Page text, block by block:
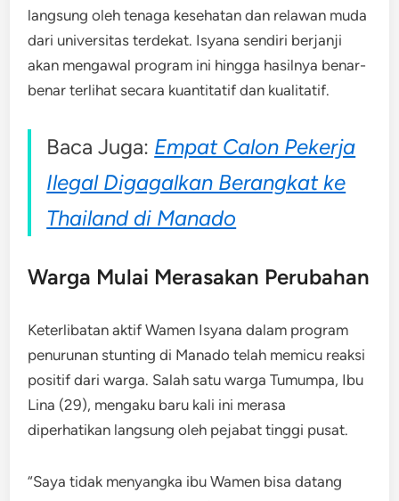
langsung oleh tenaga kesehatan dan relawan muda
dari universitas terdekat. Isyana sendiri berjanji
akan mengawal program ini hingga hasilnya benar-
benar terlihat secara kuantitatif dan kualitatif.
Baca Juga: Empat Calon Pekerja
Ilegal Digagalkan Berangkat ke
Thailand di Manado
Warga Mulai Merasakan Perubahan
Keterlibatan aktif Wamen Isyana dalam program
penurunan stunting di Manado telah memicu reaksi
positif dari warga. Salah satu warga Tumumpa, Ibu
Lina (29), mengaku baru kali ini merasa
diperhatikan langsung oleh pejabat tinggi pusat.
“Saya tidak menyangka ibu Wamen bisa datang